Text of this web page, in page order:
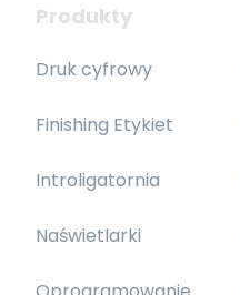
Produkty
Druk cyfrowy
Finishing Etykiet
Introligatornia
Naświetlarki